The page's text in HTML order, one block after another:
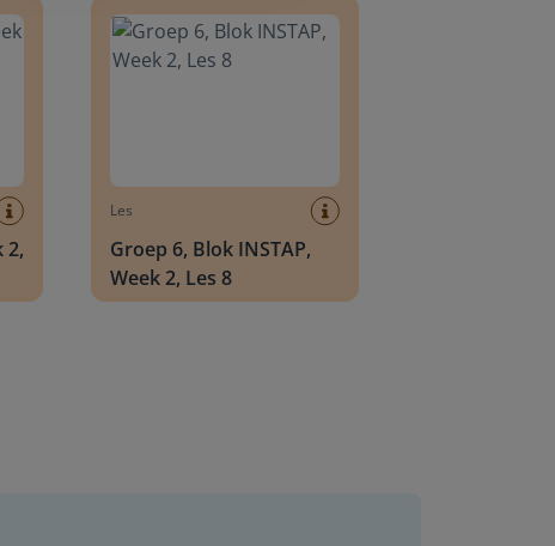
2,
Les
Groep 6, Blok INSTAP,
Week 2, Les 8